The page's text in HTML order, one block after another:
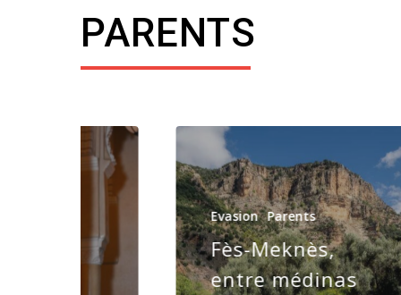
PARENTS
Evasion Parents
Fès-Meknès,
entre médinas